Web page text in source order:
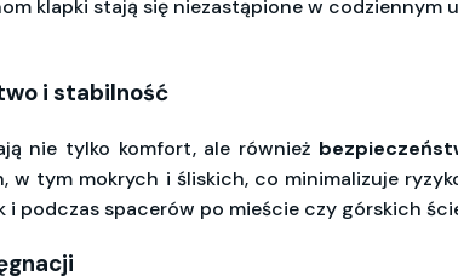
klapki stają się niezastąpione w
i stabilność
nie tylko komfort, ale również
w tym mokrych i śliskich, co minimalizuje
i podczas spacerów po mieście czy górskich